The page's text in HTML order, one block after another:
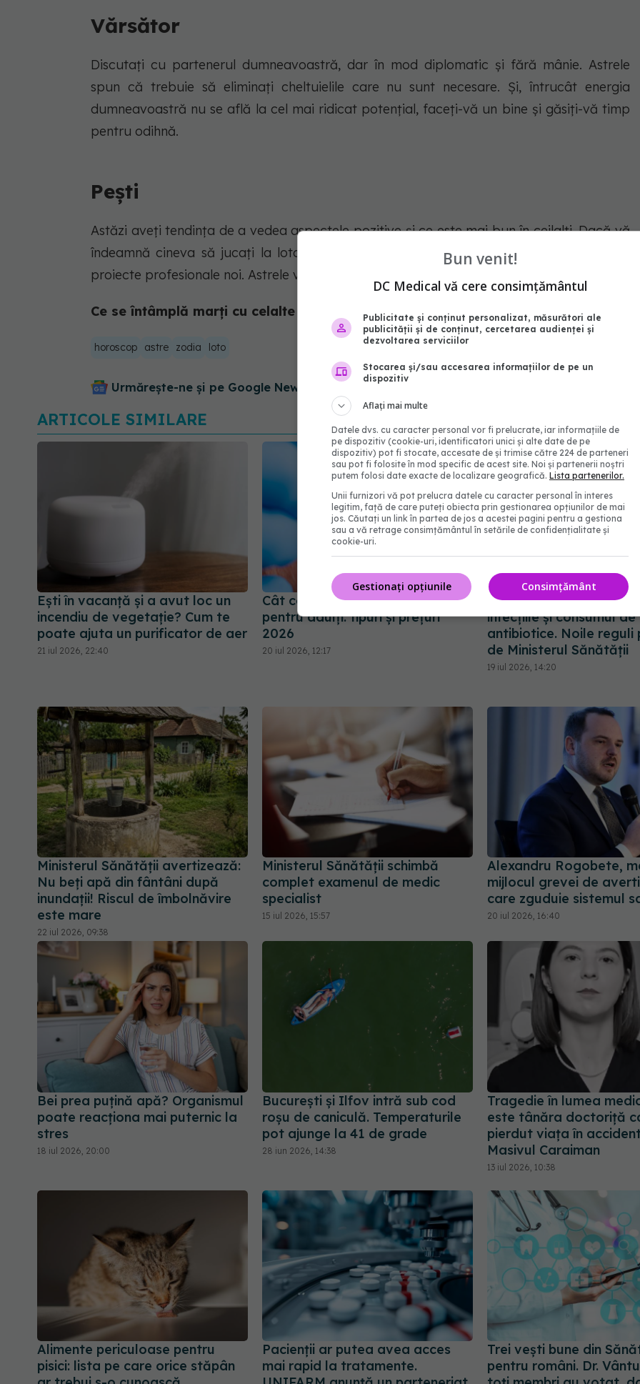
Vărsător
Discutați cu partenerul dumneavoastră, dar în mod diplomatic și fără mânie. Astrele
spun că trebuie să eliminați cheltuielile care nu sunt necesare. Și, întrucât energia
dumneavoastră nu se află la cel mai ridicat potențial, faceți-vă un bine și găsiți-vă timp
pentru odihnă.
Pești
Astăzi aveți tendința de a vedea aspectele pozitive și ce este mai bun în ceilalți. Dacă vă
îndeamnă cineva să jucați la loto, nu spuneți nu. Este o zi oportună pentru a începe
proiecte profesionale noi. Astrele vă recomandă odihnă: minimum șapte ore de somn!
Ce se întâmplă marți cu celalte zodii, aflați AICI:
horoscop astre zodia loto
Urmărește-ne și pe Google News - abonează‑te!
ARTICOLE SIMILARE
Ești în vacanță și a avut loc un
incendiu de vegetație? Cum te
poate ajuta un purificator de aer
21 iul 2026, 22:40
Cât costă un aparat dentar
pentru adulți: tipuri și prețuri
2026
20 iul 2026, 12:17
Spitalele, obligate să
infecțiile și consumul de
antibiotice. Noile reguli
de Ministerul Sănătății
19 iul 2026, 14:20
Ministerul Sănătății avertizează:
Nu beți apă din fântâni după
inundații! Riscul de îmbolnăvire
este mare
22 iul 2026, 09:38
Ministerul Sănătății schimbă
complet examenul de medic
specialist
15 iul 2026, 15:57
Alexandru Rogobete,
mijlocul grevei de
care zguduie sistemul
20 iul 2026, 16:40
Bei prea puțină apă? Organismul
poate reacționa mai puternic la
stres
18 iul 2026, 20:00
București și Ilfov intră sub cod
roșu de caniculă. Temperaturile
pot ajunge la 41 de grade
28 iun 2026, 14:38
Tragedie în lumea
este tânăra doctoriță
pierdut viața în
Masivul Caraiman
13 iul 2026, 10:38
Alimente periculoase pentru
pisici: lista pe care orice stăpân
Pacienții ar putea avea acces
mai rapid la tratamente.
Trei vești bune din
pentru români. Dr.
Bun venit!
DC Medical vă cere consimțământul
Publicitate și conținut personalizat, măsurători ale
publicității și de conținut, cercetarea audienței și
dezvoltarea serviciilor
Stocarea și/sau accesarea informațiilor de pe un
dispozitiv
Aflați mai multe
Datele dvs. cu caracter personal vor fi prelucrate, iar informațiile de
pe dispozitiv (cookie-uri, identificatori unici și alte date de pe
dispozitiv) pot fi stocate, accesate de și trimise către 224 de parteneri
sau pot fi folosite în mod specific de acest site. Noi și partenerii noștri
putem folosi date exacte de localizare geografică. Lista partenerilor.
Unii furnizori vă pot prelucra datele cu caracter personal în interes
legitim, față de care puteți obiecta prin gestionarea opțiunilor de mai
jos. Căutați un link în partea de jos a acestei pagini pentru a gestiona
sau a vă retrage consimțământul în setările de confidențialitate și
cookie-uri.
Consimțământ
Gestionați opțiunile